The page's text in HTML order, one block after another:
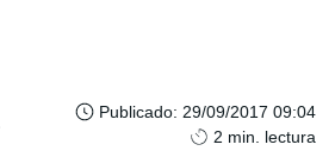
Publicado: 29/09/2017 09:04
2 min. lectura